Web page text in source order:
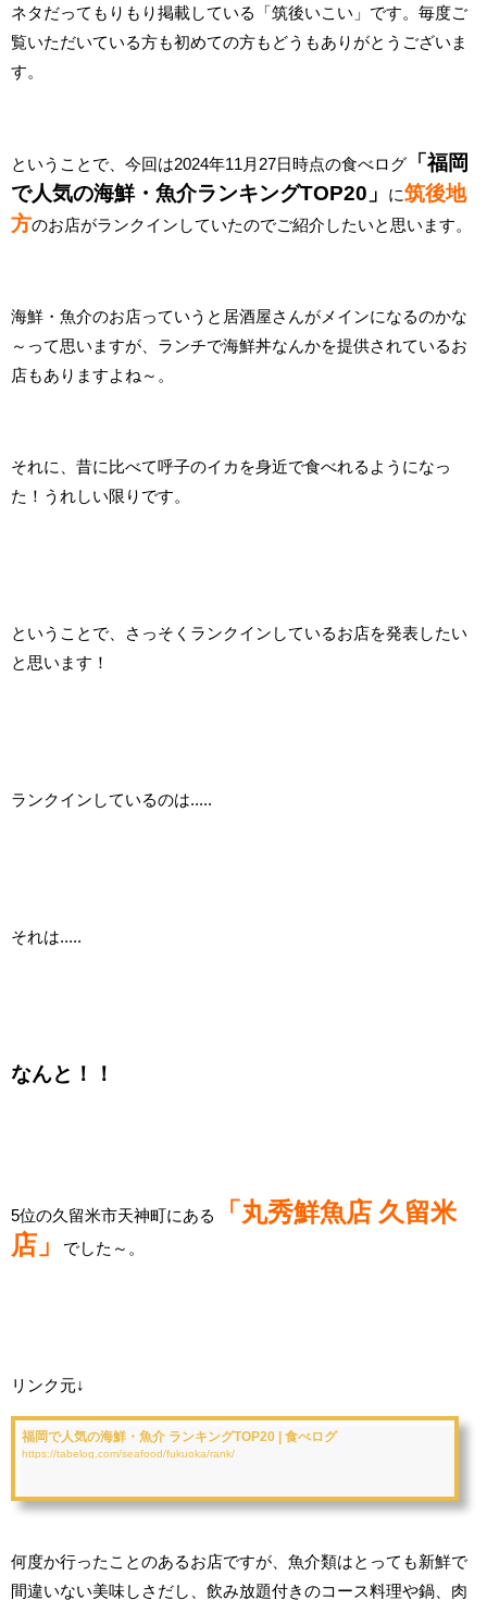
ネタだってもりもり掲載している「筑後いこい」です。毎度ご
覧いただいている方も初めての方もどうもありがとうございま
す。
ということで、今回は2024年11月27日時点の食べログ
「福岡
で人気の海鮮・魚介ランキングTOP20」
に筑後地
方のお店がランクインしていたのでご紹介したいと思います。
海鮮・魚介のお店っていうと居酒屋さんがメインになるのかな
～って思いますが、ランチで海鮮丼なんかを提供されているお
店もありますよね～。
それに、昔に比べて呼子のイカを身近で食べれるようになっ
た！うれしい限りです。
ということで、さっそくランクインしているお店を発表したい
と思います！
ランクインしているのは.....
それは.....
なんと！！
5位の久留米市天神町にある
「丸秀鮮魚店 久留米
店」
でした～。
リンク元↓
福岡で人気の海鮮・魚介 ランキングTOP20 | 食べログ
https://tabelog.com/seafood/fukuoka/rank/
何度か行ったことのあるお店ですが、魚介類はとっても新鮮で
間違いない美味しさだし、飲み放題付きのコース料理や鍋、肉